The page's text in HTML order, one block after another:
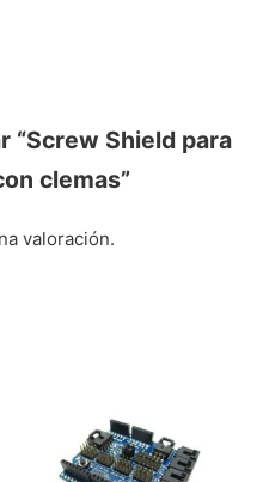
“Screw Shield para
clemas”
valoración.